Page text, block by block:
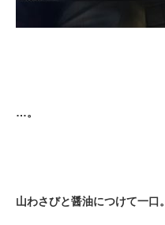
…。
山わさびと醤油につけて一口。